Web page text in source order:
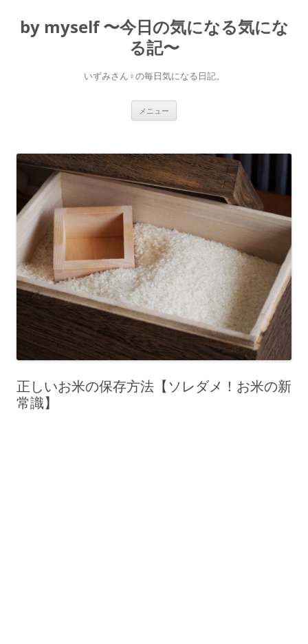
テ
ン
by myself 〜今日の気になる気にな
る記〜
いずみさん♀の毎日気になる日記。
メニュー
正しいお米の保存方法【ソレダメ！お米の新
常識】